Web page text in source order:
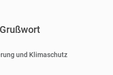
Grußwort
und Klimaschutz